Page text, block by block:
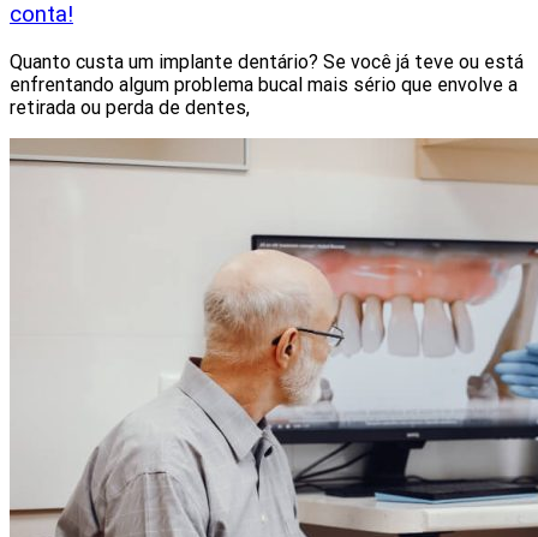
conta!
Quanto custa um implante dentário? Se você já teve ou está
enfrentando algum problema bucal mais sério que envolve a
retirada ou perda de dentes,